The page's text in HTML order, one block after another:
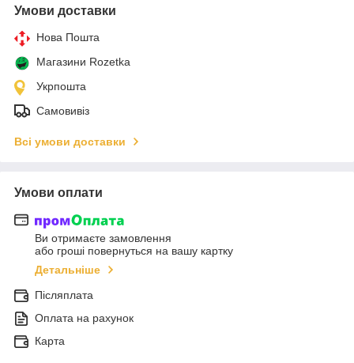
Умови доставки
Нова Пошта
Магазини Rozetka
Укрпошта
Самовивіз
Всі умови доставки
Умови оплати
Ви отримаєте замовлення
або гроші повернуться на вашу картку
Детальніше
Післяплата
Оплата на рахунок
Карта